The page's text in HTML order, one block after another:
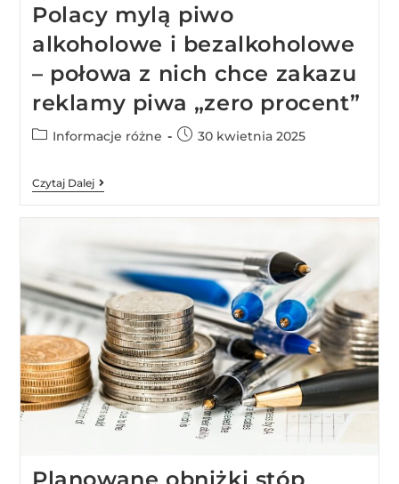
Polacy mylą piwo
alkoholowe i bezalkoholowe
– połowa z nich chce zakazu
reklamy piwa „zero procent”
Informacje różne 30 kwietnia 2025
Czytaj Dalej